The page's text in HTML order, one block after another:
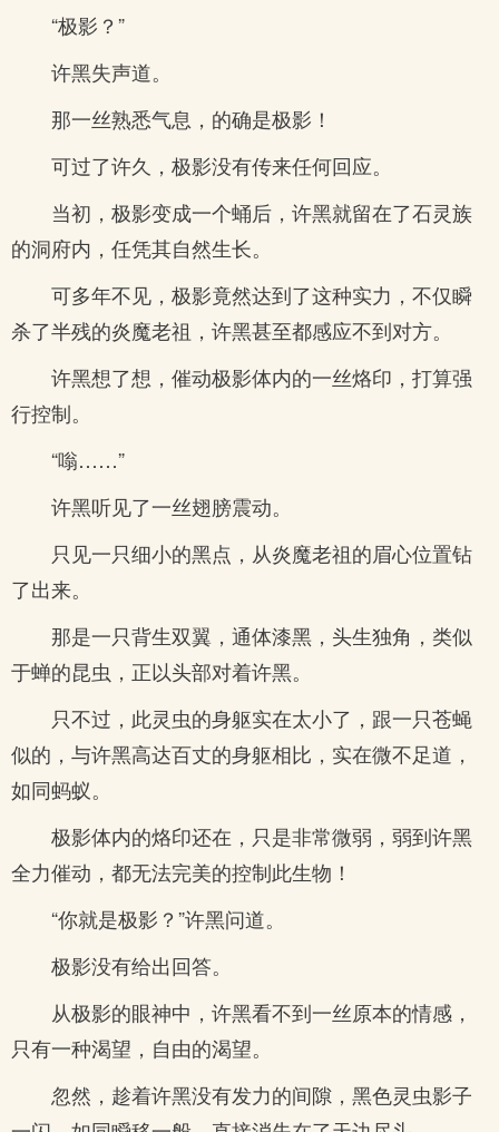
“极影？”
许黑失声道。
那一丝熟悉气息，的确是极影！
可过了许久，极影没有传来任何回应。
当初，极影变成一个蛹后，许黑就留在了石灵族
的洞府内，任凭其自然生长。
可多年不见，极影竟然达到了这种实力，不仅瞬
杀了半残的炎魔老祖，许黑甚至都感应不到对方。
许黑想了想，催动极影体内的一丝烙印，打算强
行控制。
“嗡……”
许黑听见了一丝翅膀震动。
只见一只细小的黑点，从炎魔老祖的眉心位置钻
了出来。
那是一只背生双翼，通体漆黑，头生独角，类似
于蝉的昆虫，正以头部对着许黑。
只不过，此灵虫的身躯实在太小了，跟一只苍蝇
似的，与许黑高达百丈的身躯相比，实在微不足道，
如同蚂蚁。
极影体内的烙印还在，只是非常微弱，弱到许黑
全力催动，都无法完美的控制此生物！
“你就是极影？”许黑问道。
极影没有给出回答。
从极影的眼神中，许黑看不到一丝原本的情感，
只有一种渴望，自由的渴望。
忽然，趁着许黑没有发力的间隙，黑色灵虫影子